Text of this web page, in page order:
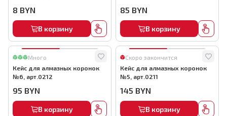
8 BYN
В корзину
85 BYN
В корзину
Много
Кейс для алмазных коронок
№6, арт.0212
95 BYN
В корзину
Скоро закончится
Кейс для алмазных коронок
№5, арт.0211
145 BYN
В корзину